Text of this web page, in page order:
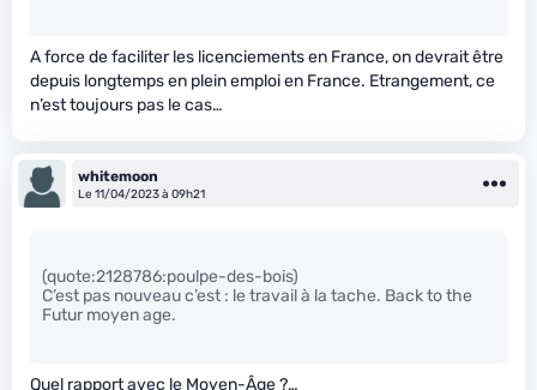
A force de faciliter les licenciements en France, on devrait être
depuis longtemps en plein emploi en France. Etrangement, ce
n’est toujours pas le cas…
whitemoon
Le 11/04/2023 à 09h21
(quote:2128786:poulpe-des-bois)
C’est pas nouveau c’est : le travail à la tache. Back to the
Futur moyen age.
Quel rapport avec le Moyen-Âge ?…